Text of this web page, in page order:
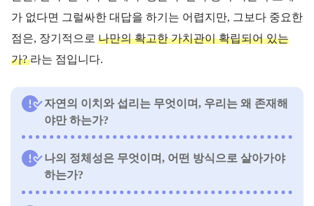
가 없다면 그럴싸한 대답을 하기는 어렵지만, 그보다 중요한
점은, 장기적으로 나만의 확고한 가치관이 확립되어 있는
가?라는 점입니다.
자연의 이치와 섭리는 무엇이며, 우리는 왜 존재해
야만 하는가?
나의 정체성은 무엇이며, 어떤 방식으로 살아가야
하는가?